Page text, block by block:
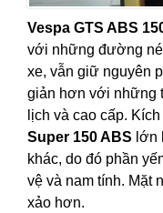
Vespa GTS ABS
với những đường
xe, vẫn giữ nguyên
giản hơn với những
lịch và cao cấp.
Super 150 ABS lớn
khác, do đó phần
vệ và nam tính. Mặt
xảo hơn.